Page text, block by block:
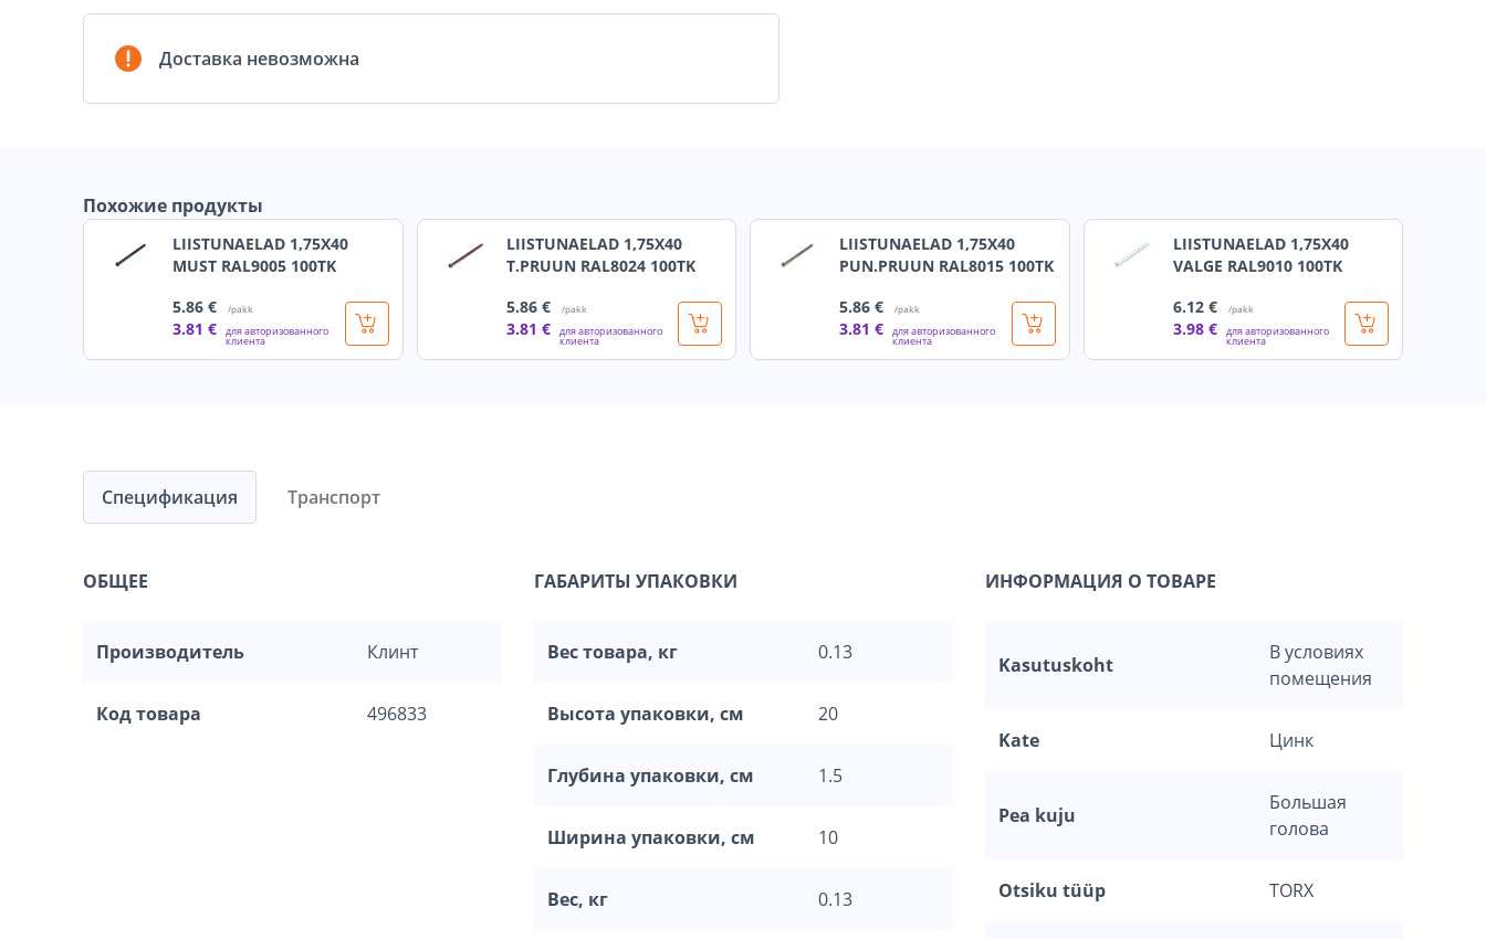
Доставка невозможна
Похожие продукты
LIISTUNAELAD 1,75X40
MUST RAL9005 100TK
5.86 € /pakk
3.81 € для авторизованного
клиента
LIISTUNAELAD 1,75X40
T.PRUUN RAL8024 100TK
5.86 € /pakk
3.81 € для авторизованного
клиента
LIISTUNAELAD 1,75X40
PUN.PRUUN RAL8015 100TK
5.86 € /pakk
3.81 € для авторизованного
клиента
LIISTUNAELAD 1,75X40
VALGE RAL9010 100TK
6.12 € /pakk
3.98 € для авторизованного
клиента
Спецификация
ОБЩЕЕ
Производитель Клинт
Код товара 496833
ГАБАРИТЫ УПАКОВКИ
Вес товара, кг 0.13
Высота упаковки, см 20
Глубина упаковки, см 1.5
Ширина упаковки, см 10
Вес, кг 0.13
ИНФОРМАЦИЯ О ТОВАРЕ
Kasutuskoht
В условиях
помещения
Kate Цинк
Pea kuju
Большая
голова
Otsiku tüüp TORX
Транспорт